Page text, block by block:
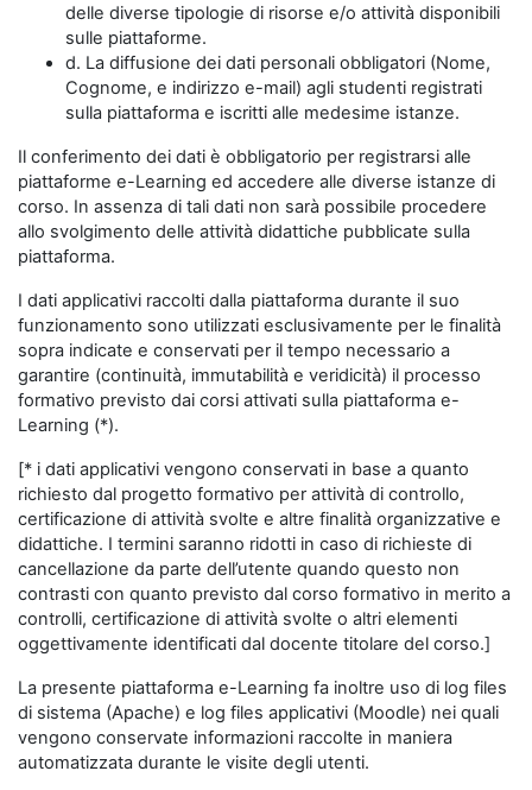
delle diverse tipologie di risorse e/o attività disponibili
sulle piattaforme.
d. La diffusione dei dati personali obbligatori (Nome,
Cognome, e indirizzo e-mail) agli studenti registrati
sulla piattaforma e iscritti alle medesime istanze.
Il conferimento dei dati è obbligatorio per registrarsi alle
piattaforme e-Learning ed accedere alle diverse istanze di
corso. In assenza di tali dati non sarà possibile procedere
allo svolgimento delle attività didattiche pubblicate sulla
piattaforma.
I dati applicativi raccolti dalla piattaforma durante il suo
funzionamento sono utilizzati esclusivamente per le finalità
sopra indicate e conservati per il tempo necessario a
garantire (continuità, immutabilità e veridicità) il processo
formativo previsto dai corsi attivati sulla piattaforma e-
Learning (*).
[* i dati applicativi vengono conservati in base a quanto
richiesto dal progetto formativo per attività di controllo,
certificazione di attività svolte e altre finalità organizzative e
didattiche. I termini saranno ridotti in caso di richieste di
cancellazione da parte dell’utente quando questo non
contrasti con quanto previsto dal corso formativo in merito a
controlli, certificazione di attività svolte o altri elementi
oggettivamente identificati dal docente titolare del corso.]
La presente piattaforma e-Learning fa inoltre uso di log files
di sistema (Apache) e log files applicativi (Moodle) nei quali
vengono conservate informazioni raccolte in maniera
automatizzata durante le visite degli utenti.